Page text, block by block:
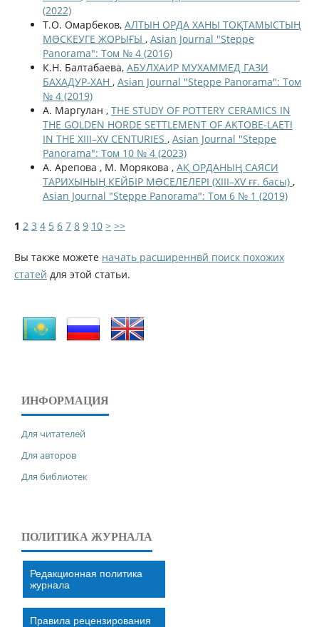
(2022)
Т.О. Омарбеков, АЛТЫН ОРДА ХАНЫ ТОҚТАМЫСТЫҢ
МƏСКЕУГЕ ЖОРЫҒЫ , Asian Journal "Steppe
Panorama": Том № 4 (2016)
К.Н. Балтабаева, АБУЛХАИР МУХАММЕД ГАЗИ
БАХАДУР-ХАН , Asian Journal "Steppe Panorama": Том
№ 4 (2019)
А. Маргулан , THE STUDY OF POTTERY CERAMICS IN
THE GOLDEN HORDE SETTLEMENT OF AKTOBE-LAETI
IN THE XIII–XV CENTURIES , Asian Journal "Steppe
Panorama": Том 10 № 4 (2023)
А. Арепова , М. Морякова , АҚ ОРДАНЫҢ САЯСИ
ТАРИХЫНЫҢ КЕЙБІР МƏСЕЛЕЛЕРІ (XIII–XV ғғ. басы) ,
Asian Journal "Steppe Panorama": Том 6 № 1 (2019)
1 2 3 4 5 6 7 8 9 10 > >>
Вы также можете начать расширеннвй поиск похожих
статей для этой статьи.
ИНФОРМАЦИЯ
Для читателей
Для авторов
Для библиотек
ПОЛИТИКА ЖУРНАЛА
Редакционная политика
журнала
Правила рецензирования